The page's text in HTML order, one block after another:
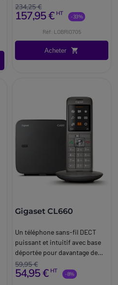
234,25 €
157,95 € HT -33%
Réf: LOBRIO705
Acheter
Gigaset CL660
Un téléphone sans-fil DECT
puissant et intuitif avec base
déportée pour davantage de
mobilité.
59,95 €
54,95 € HT -8%